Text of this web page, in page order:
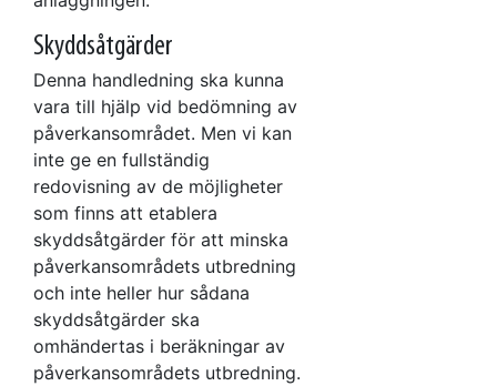
Skyddsåtgärder
Denna handledning ska kunna
vara till hjälp vid bedömning av
påverkansområdet. Men vi kan
inte ge en fullständig
redovisning av de möjligheter
som finns att etablera
skyddsåtgärder för att minska
påverkansområdets utbredning
och inte heller hur sådana
skyddsåtgärder ska
omhändertas i beräkningar av
påverkansområdets utbredning.